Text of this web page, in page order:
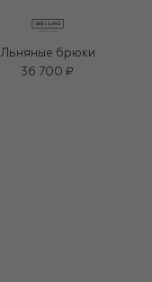
Льняные брюки
36 700 ₽